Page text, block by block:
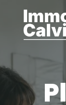
contenu